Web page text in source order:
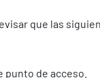
que las
punto de acceso.